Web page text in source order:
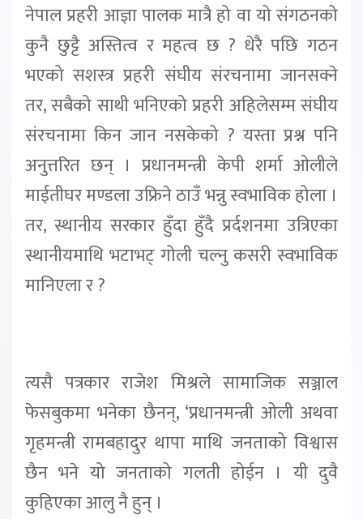
नेपाल प्रहरी आज्ञा पालक मात्रै हो वा यो संगठनको
कुनै छुट्टै अस्तित्व र महत्व छ ? धेरै पछि गठन
भएको सशस्त्र प्रहरी संघीय संरचनामा जानसक्ने
तर, सबैको साथी भनिएको प्रहरी अहिलेसम्म संघीय
संरचनामा किन जान नसकेको ? यस्ता प्रश्न पनि
अनुत्तरित छन् । प्रधानमन्त्री केपी शर्मा ओलीले
माईतीघर मण्डला उफ्रिने ठाउँ भन्नु स्वभाविक होला ।
तर, स्थानीय सरकार हुँदा हुँदै प्रर्दशनमा उत्रिएका
स्थानीयमाथि भटाभट् गोली चल्नु कसरी स्वभाविक
मानिएला र ?
त्यसै पत्रकार राजेश मिश्रले सामाजिक सञ्जाल
फेसबुकमा भनेका छैनन्, ‘प्रधानमन्त्री ओली अथवा
गृहमन्त्री रामबहादुर थापा माथि जनताको विश्वास
छैन भने यो जनताको गलती होईन । यी दुवै
कुहिएका आलु नै हुन् ।